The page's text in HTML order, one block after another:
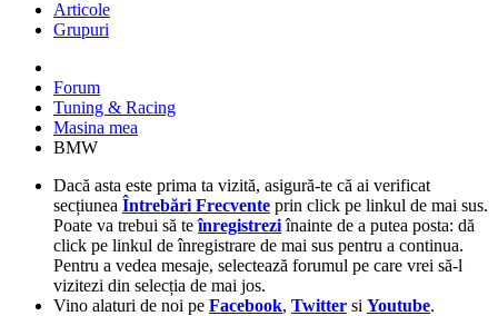
Articole
Grupuri
Forum
Tuning & Racing
Masina mea
BMW
Dacă asta este prima ta vizită, asigură-te că ai verificat
secțiunea Întrebări Frecvente prin click pe linkul de mai sus.
Poate va trebui să teînregistreziînainte de a putea posta: dă
click pe linkul de înregistrare de mai sus pentru a continua.
Pentru a vedea mesaje, selectează forumul pe care vrei să-l
vizitezi din selecția de mai jos.
Vino alaturi de noi pe Facebook, Twitter si Youtube.